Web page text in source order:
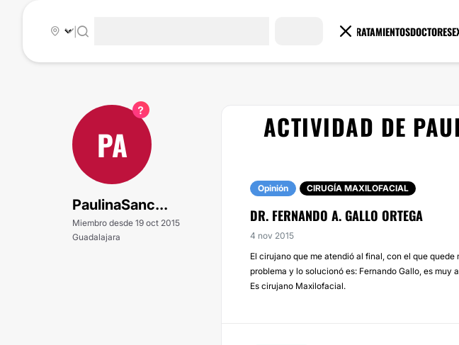
TRATAMIENTOSDOCTORES
|
PA
PaulinaSanc...
Miembro desde 19 oct 2015
Guadalajara
ACTIVIDAD DE
Opinión CIRUGÍA MAXILOFACIAL
DR. FERNANDO A. GALLO ORTEGA
4 nov 2015
El cirujano que me atendió al final, con el que
problema y lo solucionó es: Fernando Gallo, es muy
Es cirujano Maxilofacial.